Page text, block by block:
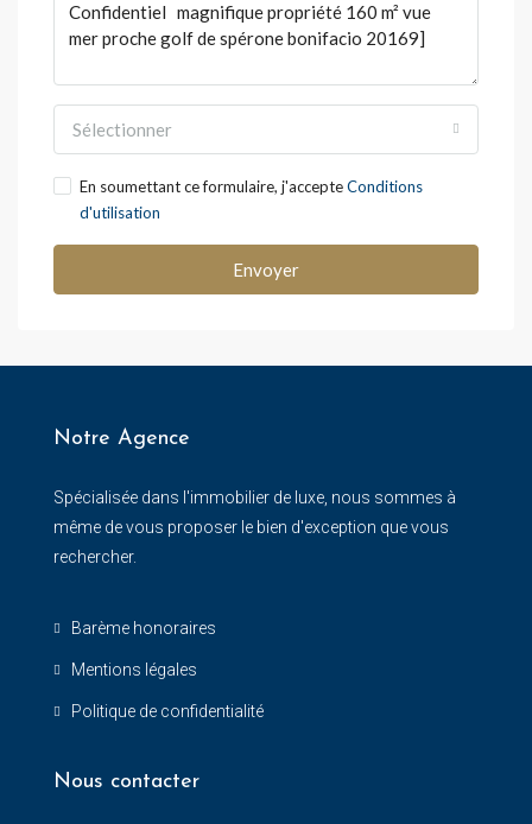
Sélectionner
En soumettant ce formulaire, j'accepteConditions
d'utilisation
Envoyer
Notre Agence
Spécialisée dans l'immobilier de luxe, nous sommes à
même de vous proposer le bien d'exception que vous
rechercher.
Barème honoraires
Mentions légales
Politique de confidentialité
Nous contacter